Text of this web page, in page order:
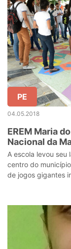
PE
04.05.2018
EREM Maria
Nacional da
pedagógicas
A escola levou
centro do
de jogos gigantes